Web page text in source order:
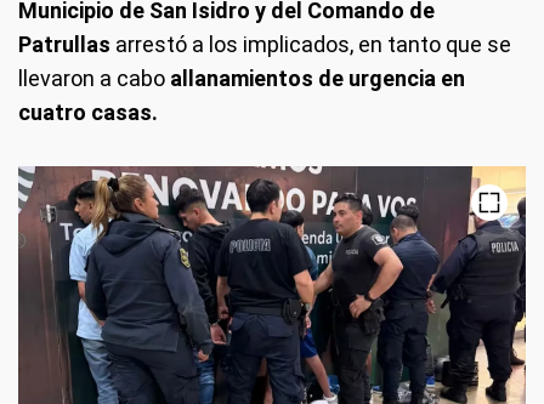
Municipio de San Isidro y del Comando de
Patrullas arrestó a los implicados, en tanto que se
llevaron a cabo allanamientos de urgencia en
cuatro casas.